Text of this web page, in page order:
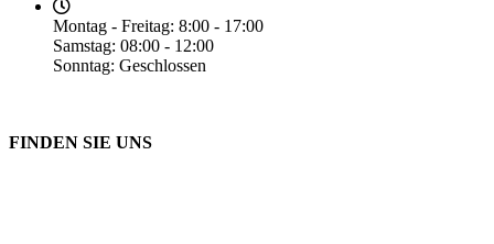
Montag - Freitag: 8:00 - 17:00
Samstag: 08:00 - 12:00
Sonntag: Geschlossen
FINDEN SIE UNS